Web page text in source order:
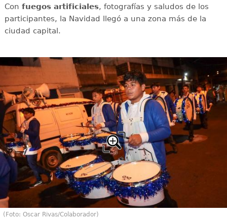
Con fuegos artificiales, fotografías y saludos de los
participantes, la Navidad llegó a una zona más de la
ciudad capital.
(Foto: Oscar Rivas/Colaborador)